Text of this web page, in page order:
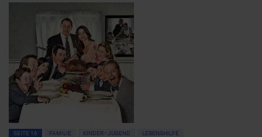
SEITE 16 FAMILIE KINDER • JUGEND LEBENSHILFE